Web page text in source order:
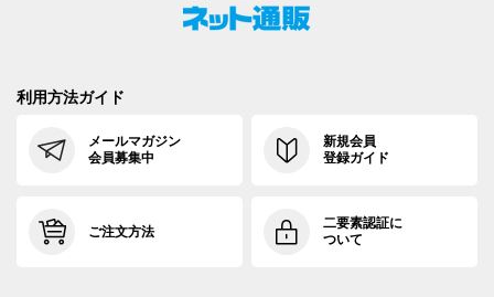
利用方法ガイド
メールマガジン
会員募集中
新規会員
登録ガイド
ご注文方法
二要素認証に
ついて